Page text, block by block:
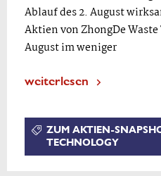
Ablauf des 2. August
Aktien von ZhongDe Waste
August im weniger
weiterlesen
ZUM AKTIEN-
TECHNOLOGY